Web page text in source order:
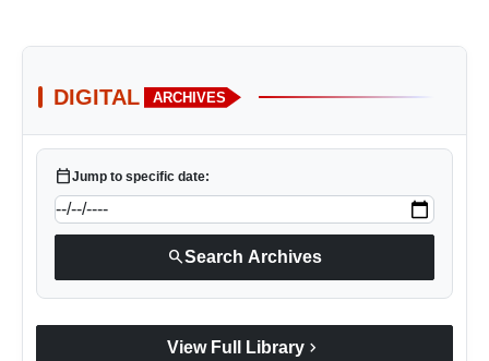
DIGITAL ARCHIVES
calendar_todayJump to specific date:
searchSearch Archives
View Full Library chevron_right